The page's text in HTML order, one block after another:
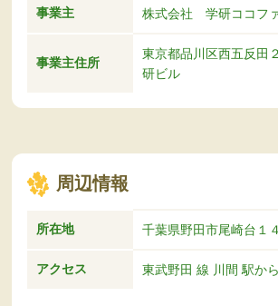
事業主 株式会社 学研ココフ
事業主住所
東京都品川区西五反
研ビル
周辺情報
所在地 千葉県野田市尾崎台１４
アクセス 東武野田 線 川間 駅か